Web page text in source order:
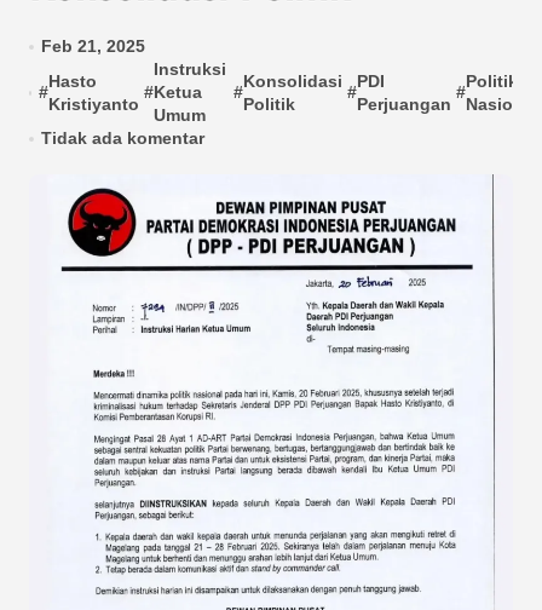
Feb 21, 2025
#
Hasto
Kristiyanto
#
Instruksi
Ketua
Umum
#
Konsolidasi
Politik
#
PDI
Perjuangan
#
Politik
Nasional
Tidak ada komentar